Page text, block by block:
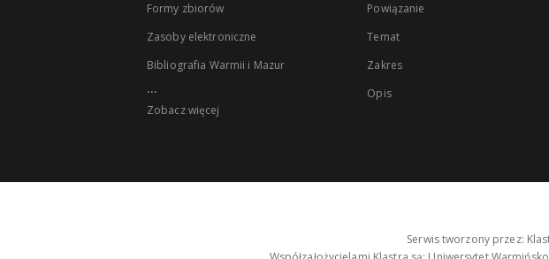
Formy zbiorów
Zasoby elektroniczne
Bibliografia Warmii i Mazur
...
Zobacz więcej
Powiązanie
Temat
Zakres
Opis
Serwis tworzony przez: